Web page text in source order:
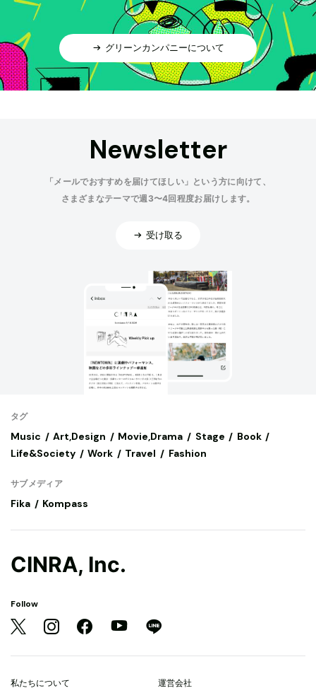
グリーンカンパニーについて
Newsletter
「メールでおすすめを届けてほしい」という方に向けて、
さまざまなテーマで週3〜4回程度お届けします。
受け取る
タグ
Music Art,Design Movie,Drama Stage
Book
Life&Society
Work Travel Fashion
サブメディア
Fika Kompass
CINRA, Inc.
Follow
私たちについて 運営会社